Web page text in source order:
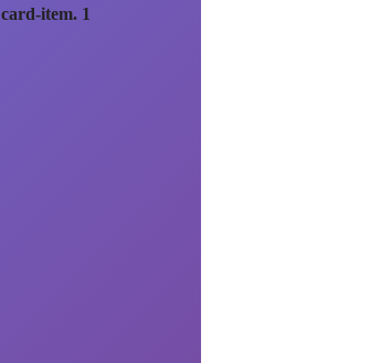
card-item. 1